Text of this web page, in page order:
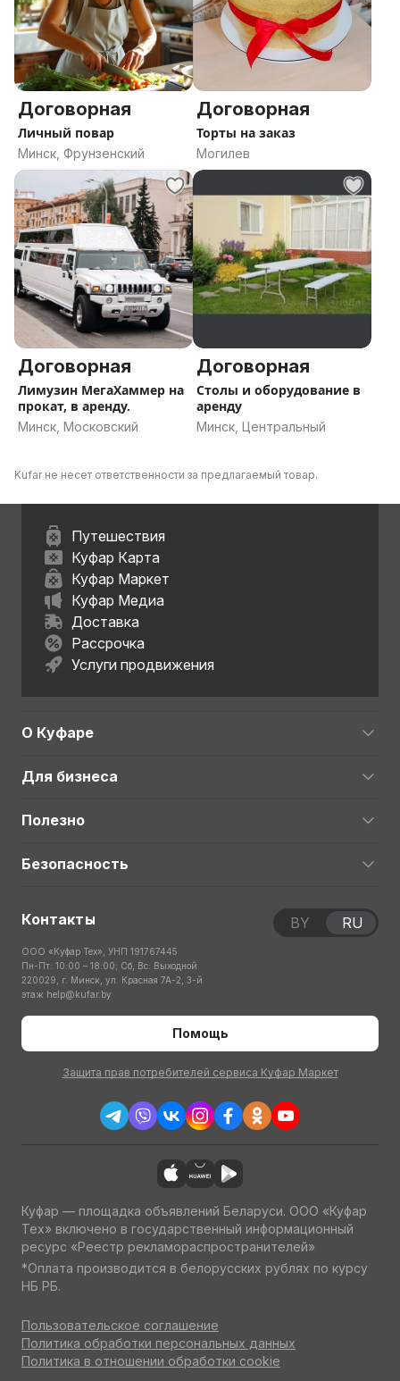
Договорная
Личный повар
Минск, Фрунзенский
Договорная
Торты на заказ
Могилев
Договорная
Лимузин МегаХаммер на
прокат, в аренду.
Минск, Московский
Договорная
Столы и оборудование в
аренду
Минск, Центральный
Kufar не несет ответственности за предлагаемый товар.
Путешествия
Куфар Карта
Куфар Маркет
Куфар Медиа
Доставка
Рассрочка
Услуги продвижения
О Куфаре
Для бизнеса
Полезно
Безопасность
Контакты
ООО «Куфар Тех», УНП 191767445
Пн-Пт: 10:00 – 18:00; Сб, Вс: Выходной
220029, г. Минск, ул. Красная 7А-2, 3-й
этаж help@kufar.by
Помощь
Защита прав потребителей сервиса Куфар Маркет
BY RU
Куфар — площадка объявлений Беларуси. ООО «Куфар
Тех» включено в государственный информационный
ресурс «Реестр рекламораспространителей»
*Оплата производится в белорусских рублях по курсу
НБ РБ.
Пользовательское соглашение
Политика обработки персональных данных
Политика в отношении обработки cookie